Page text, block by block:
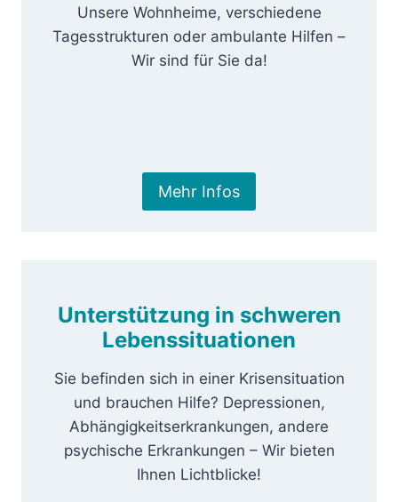
Unsere Wohnheime, verschiedene
Tagesstrukturen oder ambulante Hilfen –
Wir sind für Sie da!
Mehr Infos
Unterstützung in schweren
Lebenssituationen
Sie befinden sich in einer Krisensituation
und brauchen Hilfe? Depressionen,
Abhängigkeitserkrankungen, andere
psychische Erkrankungen – Wir bieten
Ihnen Lichtblicke!